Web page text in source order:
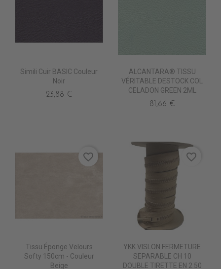
Simili Cuir BASIC Couleur
Noir
23,88 €
ALCANTARA® TISSU
VÉRITABLE DESTOCK COL
CELADON GREEN 2ML
81,66 €
Tissu Éponge Velours
Softy 150cm - Couleur
Beige
favorite_border
YKK VISLON FERMETURE
SEPARABLE CH 10
DOUBLE TIRETTE EN 2.50
favorite_border